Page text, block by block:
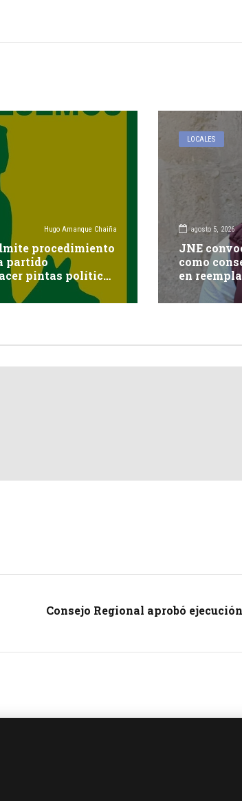
Hugo Amanque Chaiña
procedimiento
partido
pintas políticas
LOCALES
agosto 5, 2026
JNE
como
en
Consejo Regional aprobó